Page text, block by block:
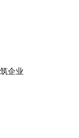
企业